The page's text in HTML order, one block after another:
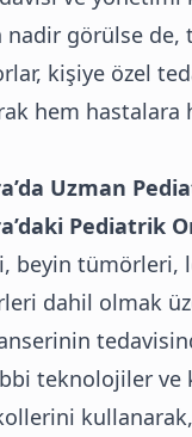
görülse de,
kişiye özel
hem hastalara
Uzman
Pediatrik
beyin tümörleri,
dahil olmak
teknolojiler ve
kullanarak,